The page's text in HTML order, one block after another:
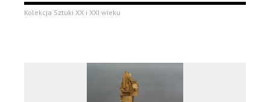
Kolekcja Sztuki XX i XXI wieku